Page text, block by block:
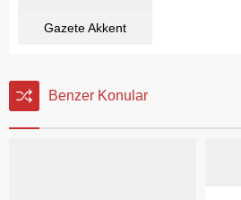
Gazete Akkent
Benzer Konular